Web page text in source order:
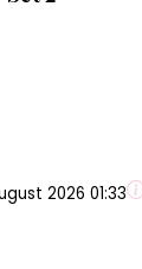
2026 01:33